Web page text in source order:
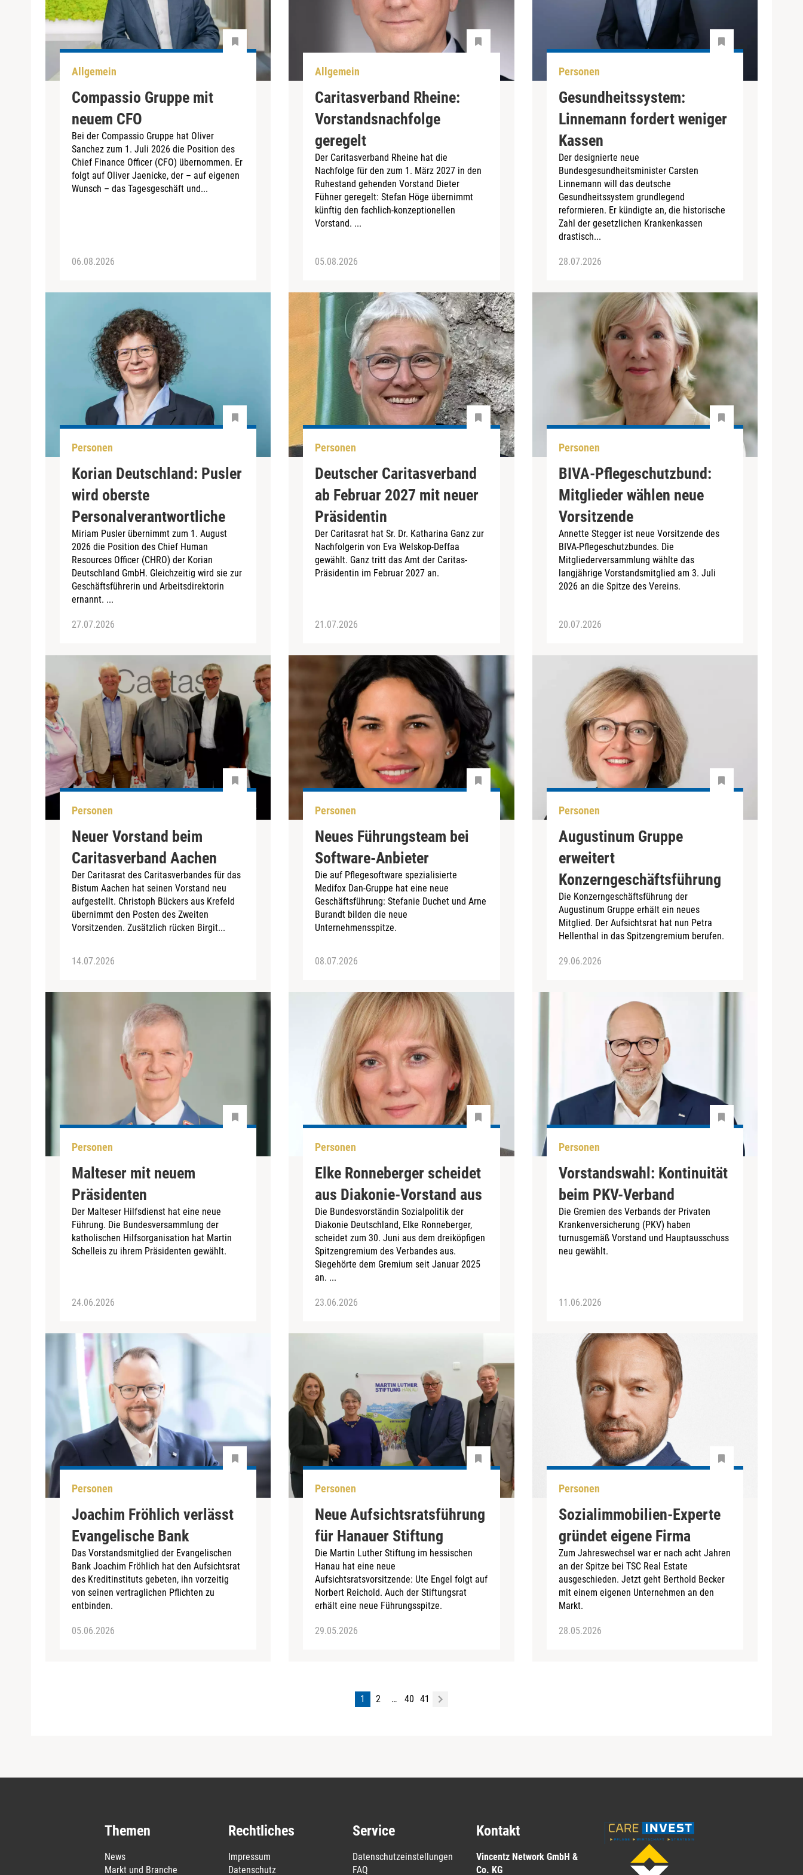
Allgemein
Compassio Gruppe mit
neuem CFO
Bei der Compassio Gruppe hat Oliver
Sanchez zum 1. Juli 2026 die Position des
Chief Finance Officer (CFO) übernommen. Er
folgt auf Oliver Jaenicke, der – auf eigenen
Wunsch – das Tagesgeschäft und...
06.08.2026
Allgemein
Caritasverband Rheine:
Vorstandsnachfolge
geregelt
Der Caritasverband Rheine hat die
Nachfolge für den zum 1. März 2027 in den
Ruhestand gehenden Vorstand Dieter
Fühner geregelt: Stefan Höge übernimmt
künftig den fachlich-konzeptionellen
Vorstand. ...
05.08.2026
Personen
Gesundheitssystem:
Linnemann fordert weniger
Kassen
Der designierte neue
Bundesgesundheitsminister Carsten
Linnemann will das deutsche
Gesundheitssystem grundlegend
reformieren. Er kündigte an, die historische
Zahl der gesetzlichen Krankenkassen
drastisch...
28.07.2026
Personen
Korian Deutschland: Pusler
wird oberste
Personalverantwortliche
Miriam Pusler übernimmt zum 1. August
2026 die Position des Chief Human
Resources Officer (CHRO) der Korian
Deutschland GmbH. Gleichzeitig wird sie zur
Geschäftsführerin und Arbeitsdirektorin
ernannt. ...
27.07.2026
Personen
Deutscher Caritasverband
ab Februar 2027 mit neuer
Präsidentin
Der Caritasrat hat Sr. Dr. Katharina Ganz zur
Nachfolgerin von Eva Welskop-Deffaa
gewählt. Ganz tritt das Amt der Caritas-
Präsidentin im Februar 2027 an.
21.07.2026
Personen
BIVA-Pflegeschutzbund:
Mitglieder wählen neue
Vorsitzende
Annette Stegger ist neue Vorsitzende des
BIVA-Pflegeschutzbundes. Die
Mitgliederversammlung wählte das
langjährige Vorstandsmitglied am 3. Juli
2026 an die Spitze des Vereins.
20.07.2026
Personen
Neuer Vorstand beim
Caritasverband Aachen
Der Caritasrat des Caritasverbandes für das
Bistum Aachen hat seinen Vorstand neu
aufgestellt. Christoph Bückers aus Krefeld
übernimmt den Posten des Zweiten
Vorsitzenden. Zusätzlich rücken Birgit...
14.07.2026
Personen
Neues Führungsteam bei
Software-Anbieter
Die auf Pflegesoftware spezialisierte
Medifox Dan-Gruppe hat eine neue
Geschäftsführung: Stefanie Duchet und Arne
Burandt bilden die neue
Unternehmensspitze.
08.07.2026
Personen
Augustinum Gruppe
erweitert
Konzerngeschäftsführung
Die Konzerngeschäftsführung der
Augustinum Gruppe erhält ein neues
Mitglied. Der Aufsichtsrat hat nun Petra
Hellenthal in das Spitzengremium berufen.
29.06.2026
Personen
Malteser mit neuem
Präsidenten
Der Malteser Hilfsdienst hat eine neue
Führung. Die Bundesversammlung der
katholischen Hilfsorganisation hat Martin
Schelleis zu ihrem Präsidenten gewählt.
24.06.2026
Personen
Elke Ronneberger scheidet
aus Diakonie-Vorstand aus
Die Bundesvorständin Sozialpolitik der
Diakonie Deutschland, Elke Ronneberger,
scheidet zum 30. Juni aus dem dreiköpfigen
Spitzengremium des Verbandes aus.
Siegehörte dem Gremium seit Januar 2025
an. ...
23.06.2026
Personen
Vorstandswahl: Kontinuität
beim PKV-Verband
Die Gremien des Verbands der Privaten
Krankenversicherung (PKV) haben
turnusgemäß Vorstand und Hauptausschuss
neu gewählt.
11.06.2026
Personen
Joachim Fröhlich verlässt
Evangelische Bank
Das Vorstandsmitglied der Evangelischen
Bank Joachim Fröhlich hat den Aufsichtsrat
des Kreditinstituts gebeten, ihn vorzeitig
von seinen vertraglichen Pflichten zu
entbinden.
05.06.2026
Personen
Neue Aufsichtsratsführung
für Hanauer Stiftung
Die Martin Luther Stiftung im hessischen
Hanau hat eine neue
Aufsichtsratsvorsitzende: Ute Engel folgt auf
Norbert Reichold. Auch der Stiftungsrat
erhält eine neue Führungsspitze.
29.05.2026
Personen
Sozialimmobilien-Experte
gründet eigene Firma
Zum Jahreswechsel war er nach acht Jahren
an der Spitze bei TSC Real Estate
ausgeschieden. Jetzt geht Berthold Becker
mit einem eigenen Unternehmen an den
Markt.
28.05.2026
1 2 … 40 41
Themen
News
Markt und Branche
Rechtliches
Impressum
Datenschutz
Service
Datenschutzeinstellungen
FAQ
Kontakt
Vincentz Network GmbH &
Co. KG